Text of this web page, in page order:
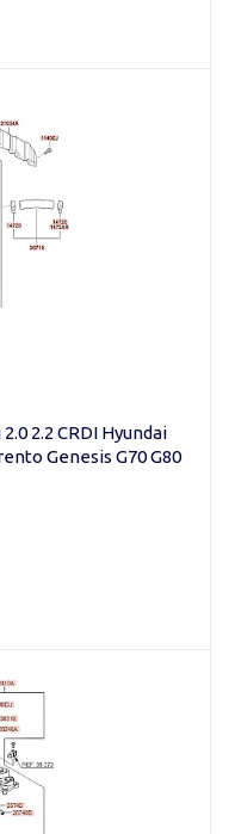
2.2 CRDI Hyundai
Genesis G70 G80